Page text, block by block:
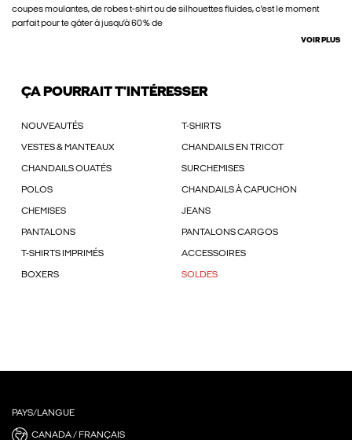
coupes moulantes, de robes t-shirt ou de silhouettes fluides, c’est le moment
parfait pour te gâter à jusqu’à 60 % de
VOIR PLUS
ÇA POURRAIT T'INTÉRESSER
NOUVEAUTÉS T-SHIRTS
VESTES & MANTEAUX CHANDAILS EN TRICOT
CHANDAILS OUATÉS SURCHEMISES
POLOS CHANDAILS À CAPUCHON
CHEMISES JEANS
PANTALONS PANTALONS CARGOS
T-SHIRTS IMPRIMÉS ACCESSOIRES
BOXERS SOLDES
PAYS/LANGUE
CANADA / FRANÇAIS